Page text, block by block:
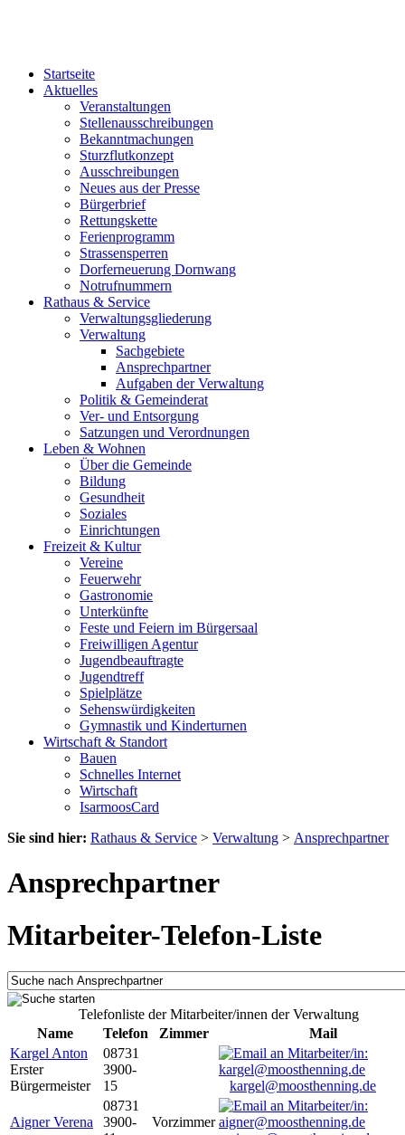
Startseite
Aktuelles
Veranstaltungen
Stellenausschreibungen
Bekanntmachungen
Sturzflutkonzept
Ausschreibungen
Neues aus der Presse
Bürgerbrief
Rettungskette
Ferienprogramm
Strassensperren
Dorferneuerung Dornwang
Notrufnummern
Rathaus & Service
Verwaltungsgliederung
Verwaltung
Sachgebiete
Ansprechpartner
Aufgaben der Verwaltung
Politik & Gemeinderat
Ver- und Entsorgung
Satzungen und Verordnungen
Leben & Wohnen
Über die Gemeinde
Bildung
Gesundheit
Soziales
Einrichtungen
Freizeit & Kultur
Vereine
Feuerwehr
Gastronomie
Unterkünfte
Feste und Feiern im Bürgersaal
Freiwilligen Agentur
Jugendbeauftragte
Jugendtreff
Spielplätze
Sehenswürdigkeiten
Gymnastik und Kinderturnen
Wirtschaft & Standort
Bauen
Schnelles Internet
Wirtschaft
IsarmoosCard
Sie sind hier: Rathaus & Service > Verwaltung > Ansprechpartner
Ansprechpartner
Mitarbeiter-Telefon-Liste
Telefonliste der Mitarbeiter/innen der Verwaltung
Name
Telefon Zimmer
Mail
Kargel Anton
Erster
Bürgermeister
08731
3900-
15
kargel@moosthenning.de
Aigner Verena
08731
3900-
Vorzimmer